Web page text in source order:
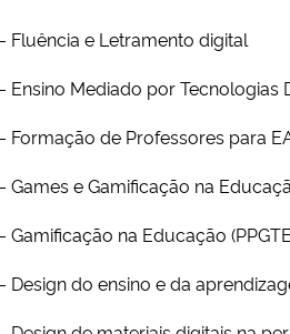
Fluência e Letramento digital
Ensino Mediado por Tecnologias
Formação de Professores para
Games e Gamificação na
Gamificação na Educação
Design do ensino e da